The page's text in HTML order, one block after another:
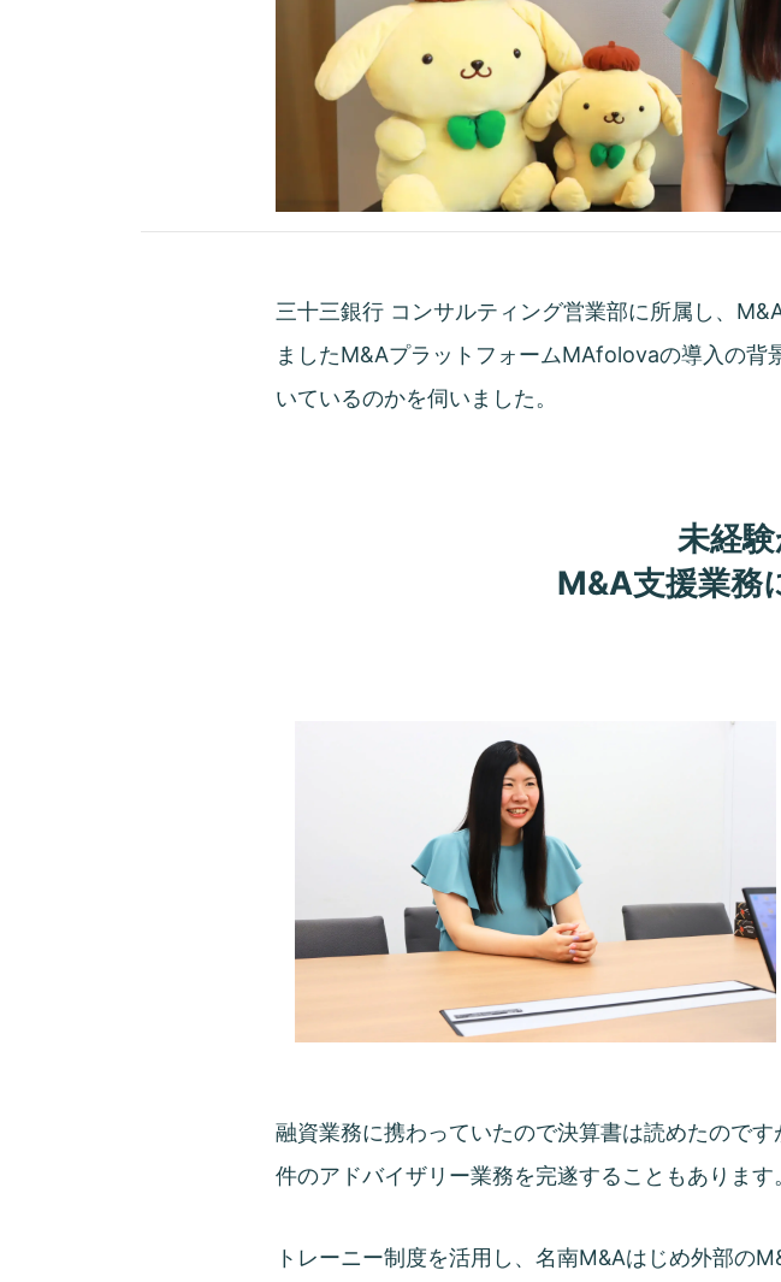
三十三銀行 コンサルティング営業部に所属し、
ましたM&AプラットフォームMAfolovaの導入の
いているのかを伺いました。
未経
M&A支援業務
融資業務に携わっていたので決算書は読めたので
件のアドバイザリー業務を完遂することもあります
トレーニー制度を活用し、名南M&Aはじめ外部の